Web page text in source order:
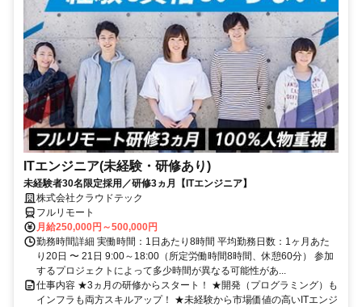
ITエンジニア(未経験・研修あり)
未経験者30名限定採用／研修3ヵ月【ITエンジニア】
株式会社クラウドテック
フルリモート
月給250,000円～500,000円
勤務時間詳細 実働時間：1日あたり8時間 平均勤務日数：1ヶ月あた
り20日 〜 21日 9:00～18:00（所定労働時間8時間、休憩60分） 参加
するプロジェクトによって多少時間が異なる可能性があ...
仕事内容 ★3ヵ月の研修からスタート！ ★開発（プログラミング）も
インフラも両方スキルアップ！ ★未経験から市場価値の高いITエンジ